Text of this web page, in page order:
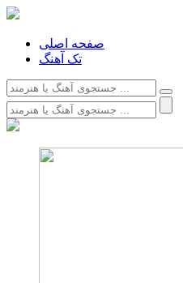
صفحه اصلی
تک آهنگ